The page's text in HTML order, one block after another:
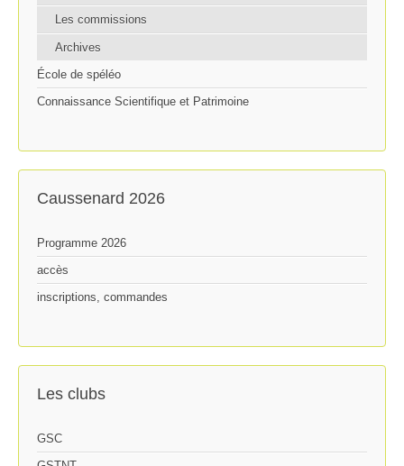
Les commissions
Archives
École de spéléo
Connaissance Scientifique et Patrimoine
Caussenard 2026
Programme 2026
accès
inscriptions, commandes
Les clubs
GSC